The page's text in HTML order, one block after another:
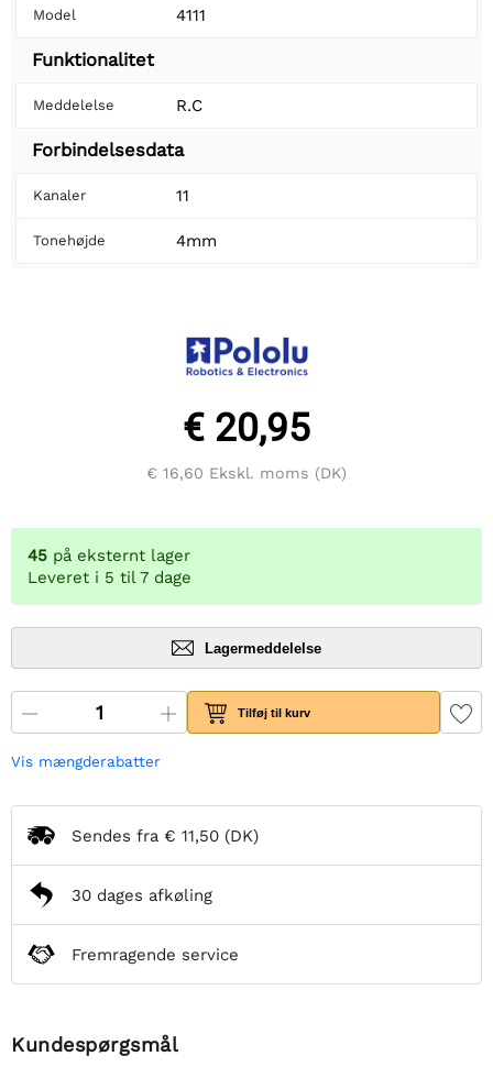
Model 4111
Funktionalitet
Meddelelse R.C
Forbindelsesdata
Kanaler 11
Tonehøjde 4mm
€ 20,95
€ 16,60 Ekskl. moms (DK)
45 på eksternt lager
Leveret i 5 til 7 dage
Lagermeddelelse
Tilføj til kurv
Vis mængderabatter
Sendes fra € 11,50 (DK)
30 dages afkøling
Fremragende service
Kundespørgsmål